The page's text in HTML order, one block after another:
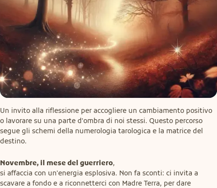
Un invito alla riflessione per accogliere un cambiamento positivo
o lavorare su una parte d'ombra di noi stessi. Questo percorso
segue gli schemi della numerologia tarologica e la matrice del
destino.
Novembre, il mese del guerriero,
si affaccia con un'energia esplosiva. Non fa sconti: ci invita a
scavare a fondo e a riconnetterci con Madre Terra, per dare